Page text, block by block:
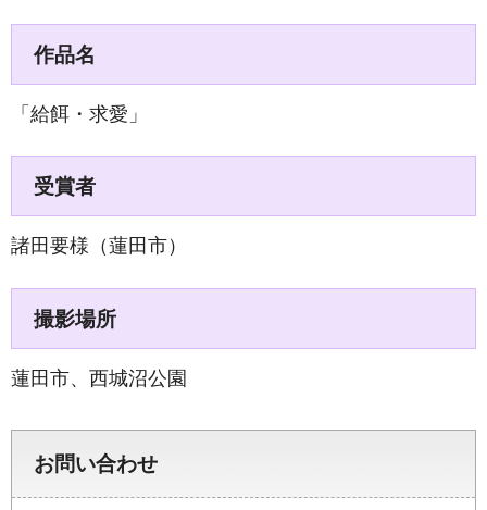
作品名
「給餌・求愛」
受賞者
諸田要様（蓮田市）
撮影場所
蓮田市、西城沼公園
お問い合わせ